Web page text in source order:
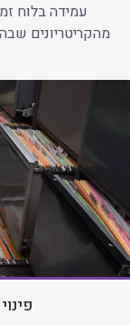
עמידה בלוח
מהקריטריונים